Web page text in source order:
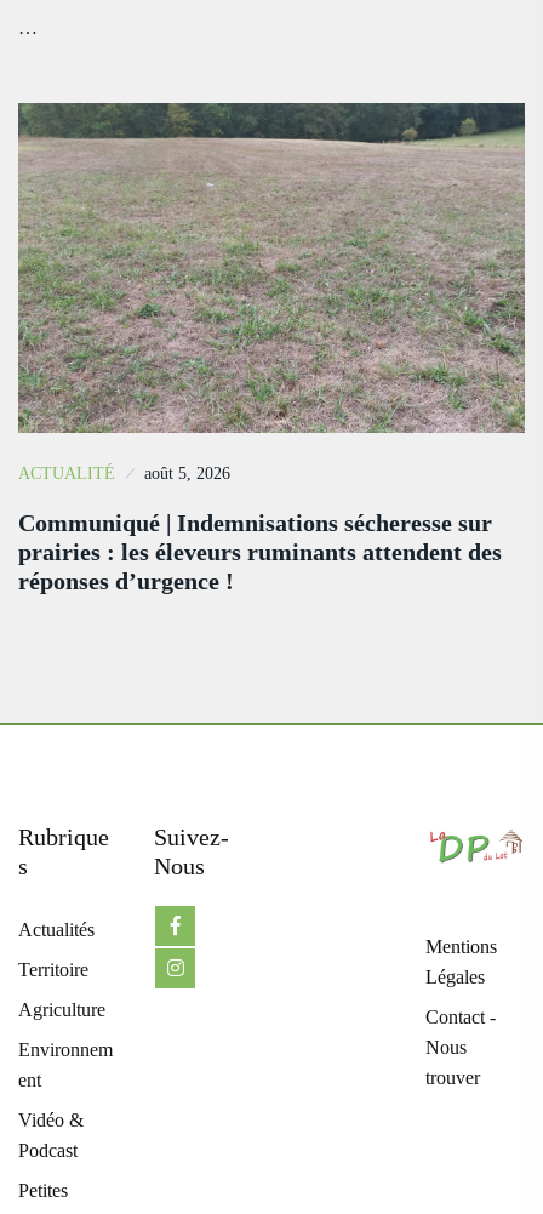
…
ACTUALITÉ août 5, 2026
Communiqué | Indemnisations sécheresse sur
prairies : les éleveurs ruminants attendent des
réponses d’urgence !
Rubrique
S
Actualités
Territoire
Agriculture
Environnem
ent
Vidéo &
Podcast
Petites
Suivez-
Nous
Mentions
Légales
Contact -
Nous
trouver